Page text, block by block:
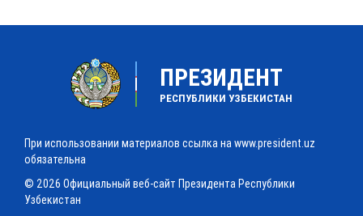
ПРЕЗИДЕНТ
РЕСПУБЛИКИ УЗБЕКИСТАН
При использовании материалов ссылка на www.president.uz
обязательна
© 2026 Официальный веб-сайт Президента Республики
Узбекистан